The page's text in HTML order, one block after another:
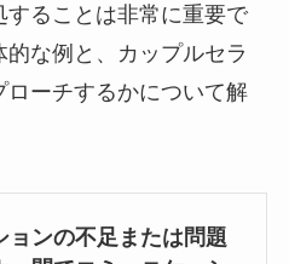
ることは非常に重要で
な例と、カップルセラ
ローチするかについて解
ョンの不足または問題